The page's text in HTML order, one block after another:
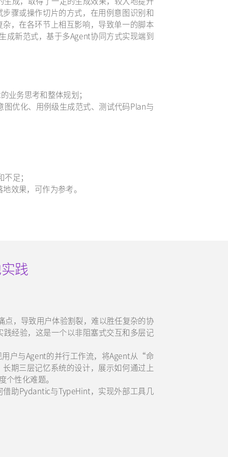
骤或操作切片的方式，在用例意图识别和
，在各环节上相互影响，导致单一的脚本
成新范式，基于多Agent协同方式实现端到
业务思考和整体规划；
优化、用例级生成范式、测试代码Plan与
足；
效果，可作为参考。
践
点，导致用户体验割裂，难以胜任复杂的协
经验，这是一个以非阻塞式交互和多层记
户与Agent的并行工作流，将Agent从“命
期三层记忆系统的设计，展示如何通过上
性化难题。
助Pydantic与TypeHint，实现外部工具几